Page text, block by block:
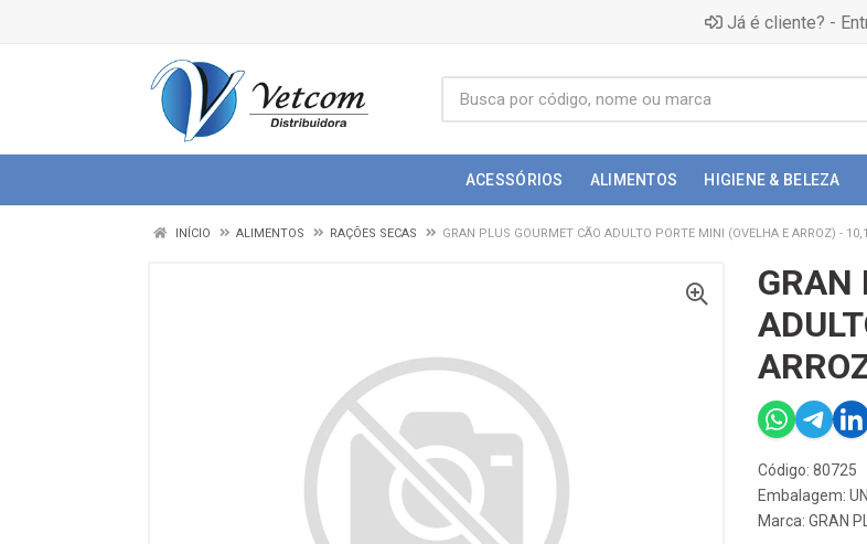
Já é cliente? -
ACESSÓRIOS ALIMENTOS HIGIENE & BELEZA
INÍCIO ALIMENTOS RAÇÕES SECAS GRAN PLUS GOURMET CÃO ADULTO PORTE MINI (OVELHA E ARROZ) -
GRAN
Código: 80725
Embalagem: UN
Marca: GRAN